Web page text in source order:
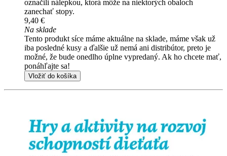
označili nálepkou, ktorá môže na niektorých obaloch
zanechať stopy.
9,40 €
Na sklade
Tento produkt síce máme aktuálne na sklade, máme však už
iba posledné kusy a ďalšie už nemá ani distribútor, preto je
možné, že bude onedlho úplne vypredaný. Ak ho chcete mať,
ponáhľajte sa!
Vložiť do košíka